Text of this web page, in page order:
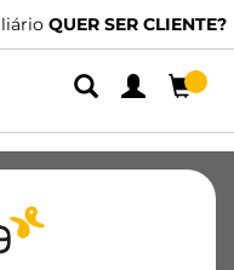
QUER SER CLIENTE?
H, 8
trincos, Aço e